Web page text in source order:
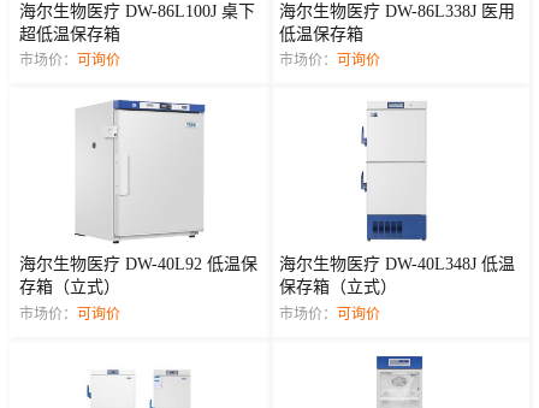
海尔生物医疗 DW-86L100J 桌下
超低温保存箱
市场价： 可询价
海尔生物医疗 DW-86L338J 医用
低温保存箱
市场价： 可询价
海尔生物医疗 DW-40L92 低温保
存箱（立式）
市场价： 可询价
海尔生物医疗 DW-40L348J 低温
保存箱（立式）
市场价： 可询价